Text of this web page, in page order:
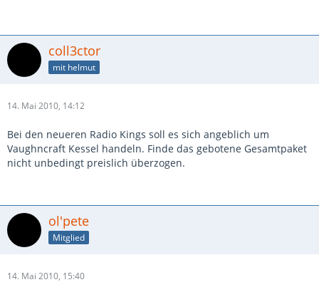
coll3ctor
mit helmut
14. Mai 2010, 14:12
Bei den neueren Radio Kings soll es sich angeblich um
Vaughncraft Kessel handeln. Finde das gebotene Gesamtpaket
nicht unbedingt preislich überzogen.
ol'pete
Mitglied
14. Mai 2010, 15:40